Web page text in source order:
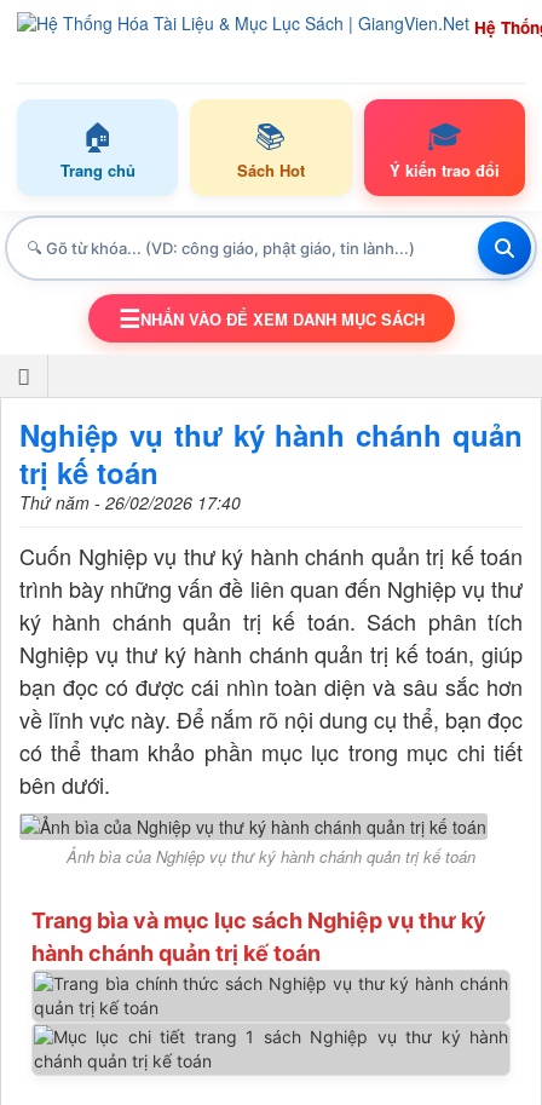
Hệ
🏠
Trang chủ
📚
Sách Hot
🎓
Ý kiến trao đổi
TOGGLE NAVIGATION
☰NHẤN VÀO ĐỂ XEM DANH MỤC SÁCH
Nghiệp vụ thư ký hành chánh quản
trị kế toán
Thứ năm - 26/02/2026 17:40
Cuốn Nghiệp vụ thư ký hành chánh quản trị kế toán
trình bày những vấn đề liên quan đến Nghiệp vụ thư
ký hành chánh quản trị kế toán. Sách phân tích
Nghiệp vụ thư ký hành chánh quản trị kế toán, giúp
bạn đọc có được cái nhìn toàn diện và sâu sắc hơn
về lĩnh vực này. Để nắm rõ nội dung cụ thể, bạn đọc
có thể tham khảo phần mục lục trong mục chi tiết
bên dưới.
Ảnh bìa của Nghiệp vụ thư ký hành chánh quản trị kế toán
Trang bìa và mục lục sách Nghiệp vụ thư ký
hành chánh quản trị kế toán